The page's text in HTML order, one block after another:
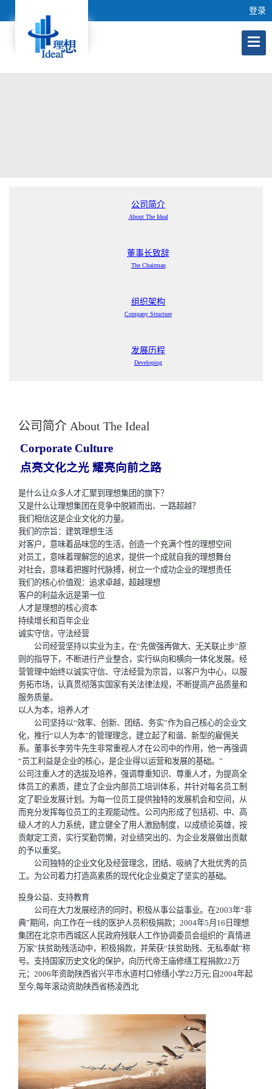
登录
公司简介
About The Ideal
董事长致辞
The Chairman
组织架构
Company Structure
发展历程
Developing
公司简介 About The Ideal
Corporate Culture
点亮文化之光 耀亮向前之路
是什么让众多人才汇聚到理想集团的旗下？
又是什么让理想集团在竞争中脱颖而出、一路超越？
我们相信这是企业文化的力量。
我们的宗旨：建筑理想生活
对客户，意味着品味您的生活，创造一个充满个性的理想空间
对员工，意味着理解您的追求，提供一个成就自我的理想舞台
对社会，意味着把握时代脉搏，树立一个成功企业的理想责任
我们的核心价值观：追求卓越，超越理想
客户的利益永远是第一位
人才是理想的核心资本
持续增长和百年企业
诚实守信，守法经营
公司经营坚持以实业为主，在“先做强再做大、无关联止步”原
则的指导下，不断进行产业整合，实行纵向和横向一体化发展。经
营管理中始终以诚实守信、守法经营为宗旨，以客户为中心，以服
务拓市场，认真贯彻落实国家有关法律法规，不断提高产品质量和
服务质量。
以人为本，培养人才
公司坚持以“效率、创新、团结、务实”作为自己核心的企业文
化，推行“以人为本”的管理理念，建立起了和谐、新型的雇佣关
系。董事长李劳牛先生非常重视人才在公司中的作用，他一再强调
“员工利益是企业的核心，是企业得以运营和发展的基础。”
公司注重人才的选拔及培养，强调尊重知识、尊重人才，为提高全
体员工的素质，建立了企业内部员工培训体系，并针对每名员工制
定了职业发展计划。为每一位员工提供独特的发展机会和空间，从
而充分发挥每位员工的主观能动性。公司内形成了包括初、中、高
级人才的人力系统，建立健全了用人激励制度，以成绩论英雄，按
贡献定工资，实行奖勤罚懒，对业绩突出的、为企业发展做出贡献
的予以重奖。
公司独特的企业文化及经营理念，团结、吸纳了大批优秀的员
工。为公司着力打造高素质的现代化企业奠定了坚实的基础。
投身公益、支持教育
公司在大力发展经济的同时，积极从事公益事业。在2003年“非
典”期间，向工作在一线的医护人员积极捐款；2004年5月16日理想
集团在北京市西城区人民政府残联人工作协调委员会组织的“真情进
万家”扶贫助残活动中，积极捐款，并荣获“扶贫助残、无私奉献”称
号。支持国家历史文化的保护，向历代帝王庙修缮工程捐款22万
元；2006年资助陕西省兴平市水道村口修缮小学22万元;自2004年起
至今,每年滚动资助陕西省杨凌西北